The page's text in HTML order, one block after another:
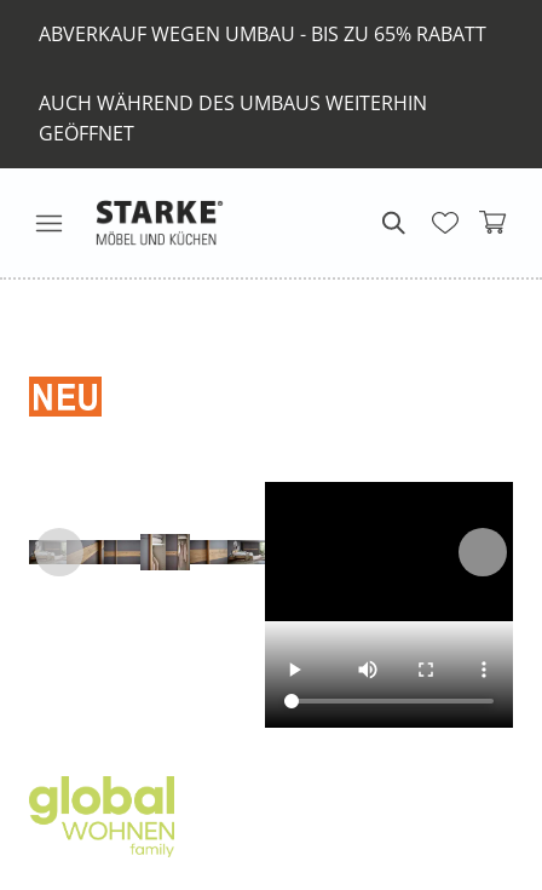
ABVERKAUF WEGEN UMBAU - BIS ZU 65% RABATT
AUCH WÄHREND DES UMBAUS WEITERHIN
GEÖFFNET